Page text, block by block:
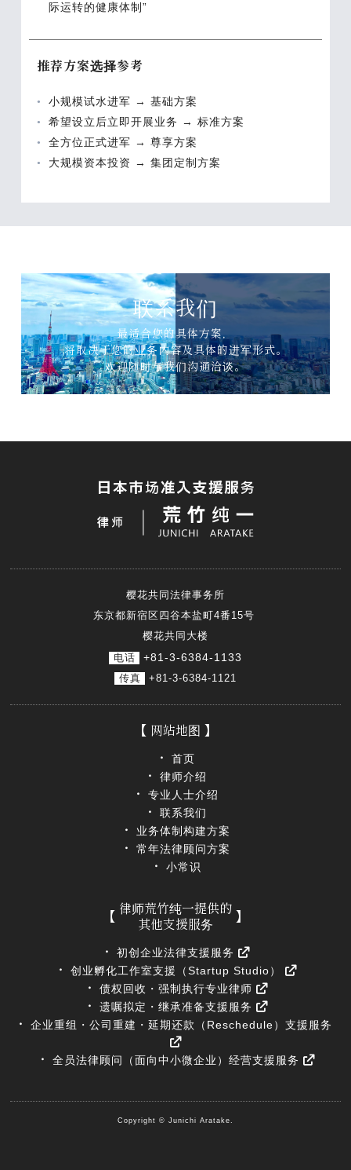
际运转的健康体制”
推荐方案选择参考
小规模试水进军 → 基础方案
希望设立后立即开展业务 → 标准方案
全方位正式进军 → 尊享方案
大规模资本投资 → 集团定制方案
联系我们
最适合您的具体方案，
将取决于您的业务内容及具体的进军形式。
欢迎随时与我们沟通洽谈。
樱花共同法律事务所
东京都新宿区四谷本盐町4番15号
樱花共同大楼
电话
+81-3-6384-1133
传真 +81-3-6384-1121
网站地图
首页
律师介绍
专业人士介绍
联系我们
业务体制构建方案
常年法律顾问方案
小常识
律师荒竹纯一提供的
其他支援服务
初创企业法律支援服务
创业孵化工作室支援（Startup Studio）
债权回收・强制执行专业律师
遗嘱拟定・继承准备支援服务
企业重组・公司重建・延期还款（Reschedule）支援服务
全员法律顾问（面向中小微企业）经营支援服务
Copyright © Junichi Aratake.